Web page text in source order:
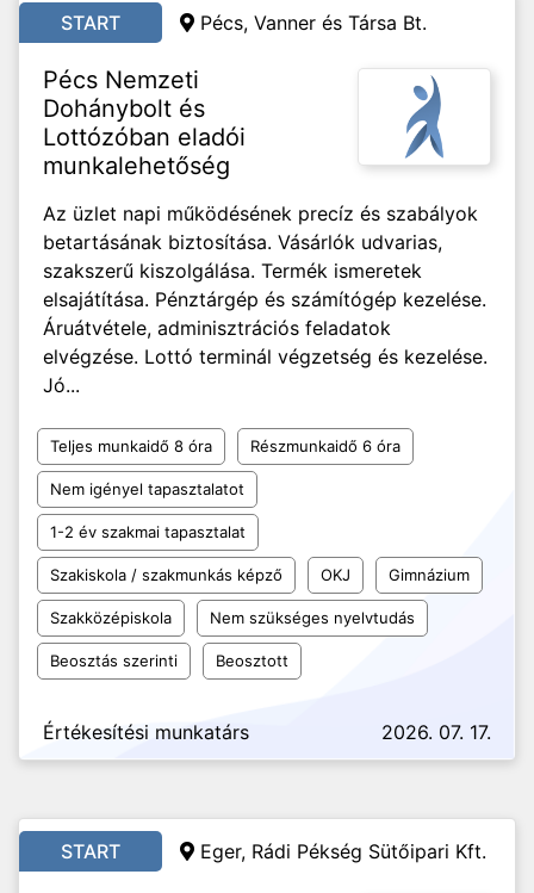
START Pécs, Vanner és Társa Bt.
Pécs Nemzeti
Dohánybolt és
Lottózóban eladói
munkalehetőség
Az üzlet napi működésének precíz és szabályok
betartásának biztosítása. Vásárlók udvarias,
szakszerű kiszolgálása. Termék ismeretek
elsajátítása. Pénztárgép és számítógép kezelése.
Áruátvétele, adminisztrációs feladatok
elvégzése. Lottó terminál végzetség és kezelése.
Jó...
Teljes munkaidő 8 óra Részmunkaidő 6 óra
Nem igényel tapasztalatot
1-2 év szakmai tapasztalat
Szakiskola / szakmunkás képző OKJ Gimnázium
Szakközépiskola Nem szükséges nyelvtudás
Beosztás szerinti Beosztott
Értékesítési munkatárs 2026. 07. 17.
START Eger, Rádi Pékség Sütőipari Kft.